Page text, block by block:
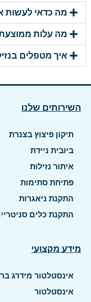
מה כדאי לעשות
מה עלות
איך מטפלים
השירותים שלנו
תיקון פיצוץ בצנרת
ביובית ניידת
איתור נזילות
פתיחת סתימות
התקנת ניאגרות
התקנת כלים
מידע מקצועי
אינסטלטור מידרג
אינסטלטור